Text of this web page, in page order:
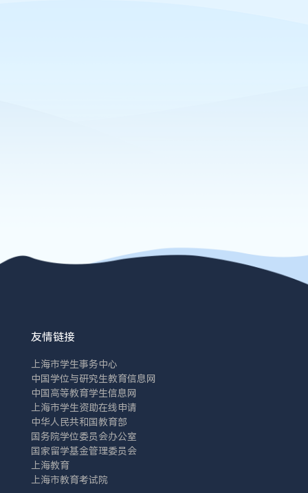
友情链接
上海市学生事务中心
中国学位与研究生教育信息网
中国高等教育学生信息网
上海市学生资助在线申请
中华人民共和国教育部
国务院学位委员会办公室
国家留学基金管理委员会
上海教育
上海市教育考试院